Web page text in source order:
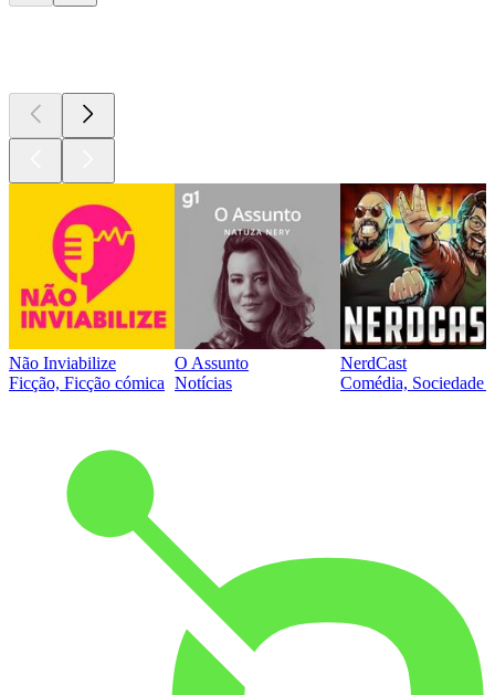
Não Inviabilize
Ficção, Ficção cómica
O Assunto
Notícias
NerdCast
Comédia, Sociedade